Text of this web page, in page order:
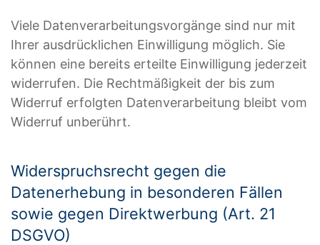
Viele Datenverarbeitungsvorgänge sind nur mit
Ihrer ausdrücklichen Einwilligung möglich. Sie
können eine bereits erteilte Einwilligung jederzeit
widerrufen. Die Rechtmäßigkeit der bis zum
Widerruf erfolgten Datenverarbeitung bleibt vom
Widerruf unberührt.
Widerspruchsrecht gegen die
Datenerhebung in besonderen Fällen
sowie gegen Direktwerbung (Art. 21
DSGVO)